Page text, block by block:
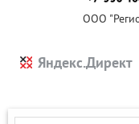
ООО
Яндекс.Директ